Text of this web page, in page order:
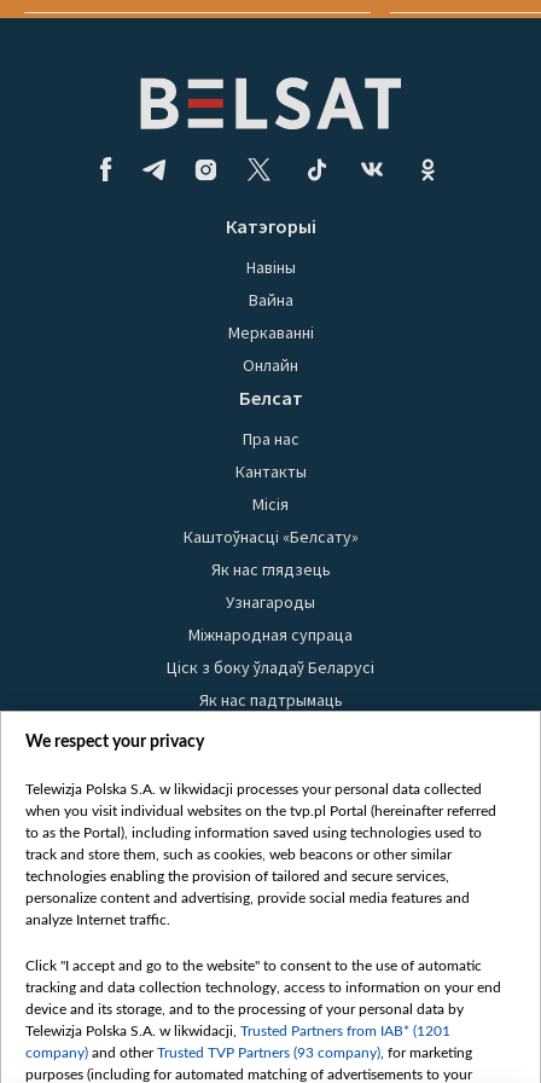
Катэгорыі
Навіны
Вайна
Меркаванні
Онлайн
Белсат
Пра нас
Кантакты
Місія
Каштоўнасці «Белсату»
Як нас глядзець
Узнагароды
Міжнародная супраца
Ціск з боку ўладаў Беларусі
Як нас падтрымаць
Правілы выкарыстання матэрыялаў
Бяспека
Youtube
Белсат news
Белсат Shorts
Жэстачайшы мульт
Belsat English
Biełsat PL
Белсат Now
We respect your privacy
Telewizja Polska S.A. w likwidacji processes your personal data collected
when you visit individual websites on the tvp.pl Portal (hereinafter referred
to as the Portal), including information saved using technologies used to
track and store them, such as cookies, web beacons or other similar
technologies enabling the provision of tailored and secure services,
personalize content and advertising, provide social media features and
analyze Internet traffic.
Click "I accept and go to the website" to consent to the use of automatic
tracking and data collection technology, access to information on your end
device and its storage, and to the processing of your personal data by
Telewizja Polska S.A. w likwidacji, Trusted Partners from IAB* (1201
company) and otherTrusted TVP Partners (93 company) , for marketing
purposes (including for automated matching of advertisements to your